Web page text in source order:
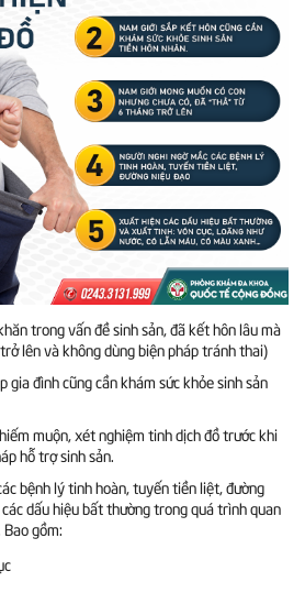
trong vấn đề sinh sản, đã kết hôn lâu mà
lên và không dùng biện pháp tránh thai)
gia đình cũng cần khám sức khỏe sinh sản
muộn, xét nghiệm tinh dịch đồ trước khi
hỗ trợ sinh sản.
bệnh lý tinh hoàn, tuyến tiền liệt, đường
dấu hiệu bất thường trong quá trình quan
gồm: